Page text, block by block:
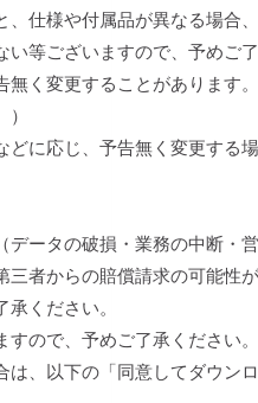
仕様や付属品が異なる場合
等ございますので、予めご了
く変更することがあります
に応じ、予告無く変更する場
ータの破損・業務の中断・
者からの賠償請求の可能性
ください。
ので、予めご了承ください。
、以下の「同意してダウン